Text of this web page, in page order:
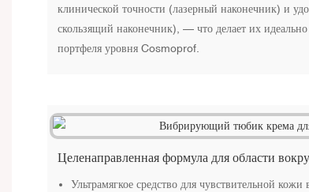
клинической точности (лазерный наконечник) и
скользящий наконечник), — что делает их
портфеля уровня Cosmoprof.
Целенаправленная формула для области
Ультрамягкое средство для чувствительной кожи